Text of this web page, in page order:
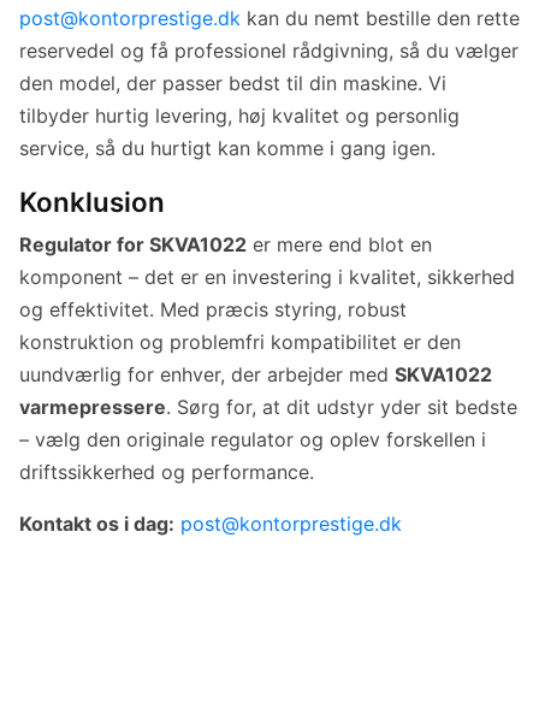
post@kontorprestige.dk kan du nemt bestille den rette
reservedel og få professionel rådgivning, så du vælger
den model, der passer bedst til din maskine. Vi
tilbyder hurtig levering, høj kvalitet og personlig
service, så du hurtigt kan komme i gang igen.
Konklusion
Regulator for SKVA1022 er mere end blot en
komponent – det er en investering i kvalitet, sikkerhed
og effektivitet. Med præcis styring, robust
konstruktion og problemfri kompatibilitet er den
uundværlig for enhver, der arbejder med SKVA1022
varmepressere. Sørg for, at dit udstyr yder sit bedste
– vælg den originale regulator og oplev forskellen i
driftssikkerhed og performance.
Kontakt os i dag: post@kontorprestige.dk